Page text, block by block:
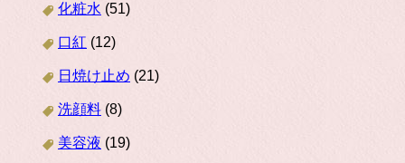
化粧水 (51)
口紅 (12)
日焼け止め (21)
洗顔料 (8)
美容液 (19)